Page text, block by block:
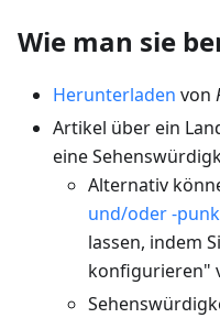
Wie man sie
Herunterladen von
Artikel über ein
eine
Alternativ
und/oder -
lassen, indem
konfigurieren"